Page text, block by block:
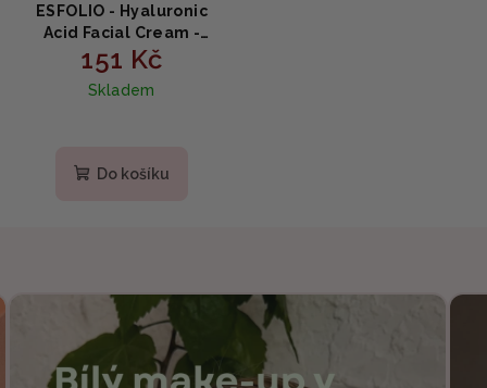
ESFOLIO - Hyaluronic
Acid Facial Cream -
Intenzivní hydratační
krém s kyselinou
hyaluronovou 50g
151 Kč
Skladem
Do košíku